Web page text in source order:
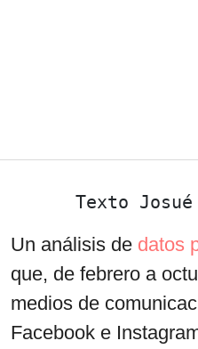
Texto
Un análisis de datos
que, de febrero a
medios de
Facebook e